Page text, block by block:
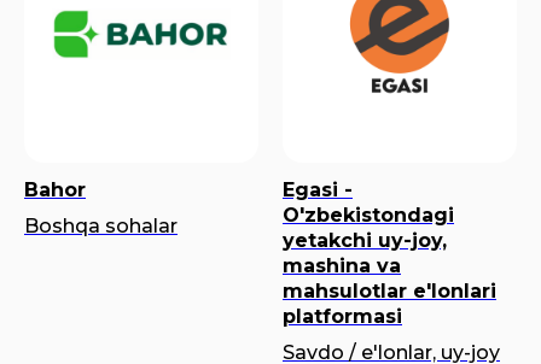
Bahor
Boshqa sohalar
Egasi -
O'zbekistondagi
yetakchi uy-joy,
mashina va
mahsulotlar e'lonlari
platformasi
Savdo / e'lonlar, uy-joy